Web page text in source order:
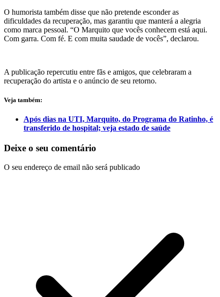
O humorista também disse que não pretende esconder as
dificuldades da recuperação, mas garantiu que manterá a alegria
como marca pessoal. “O Marquito que vocês conhecem está aqui.
Com garra. Com fé. E com muita saudade de vocês”, declarou.
A publicação repercutiu entre fãs e amigos, que celebraram a
recuperação do artista e o anúncio de seu retorno.
Veja também:
Após dias na UTI, Marquito, do Programa do Ratinho, é
transferido de hospital; veja estado de saúde
Deixe o seu comentário
O seu endereço de email não será publicado